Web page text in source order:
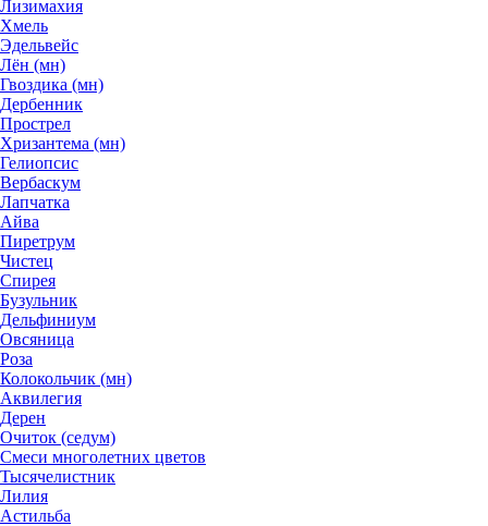
Лизимахия
Хмель
Эдельвейс
Лён (мн)
Гвоздика (мн)
Дербенник
Прострел
Хризантема (мн)
Гелиопсис
Вербаскум
Лапчатка
Айва
Пиретрум
Чистец
Спирея
Бузульник
Дельфиниум
Овсяница
Роза
Колокольчик (мн)
Аквилегия
Дерен
Очиток (седум)
Смеси многолетних цветов
Тысячелистник
Лилия
Астильба